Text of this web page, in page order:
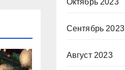
Октябрь 2023
Сентябрь 2023
Август 2023